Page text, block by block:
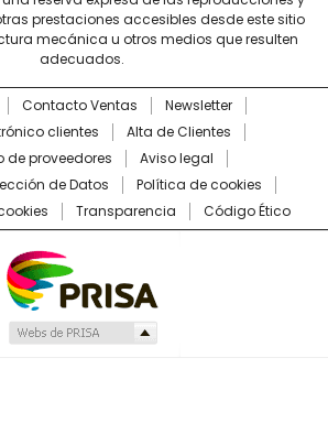
prestaciones accesibles desde este sitio
mecánica u otros medios que resulten
adecuados.
Contacto Ventas
Newsletter
clientes
Alta de Clientes
de proveedores
Aviso legal
de Datos
Política de cookies
Transparencia Código Ético